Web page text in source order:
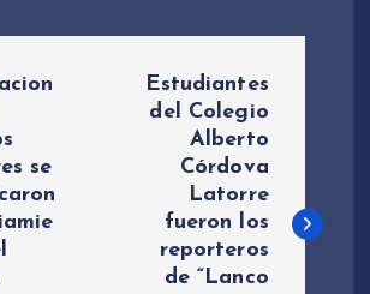
se
Estudiantes
del Colegio
Alberto
Córdova
Latorre
fueron los
reporteros
de “Lanco